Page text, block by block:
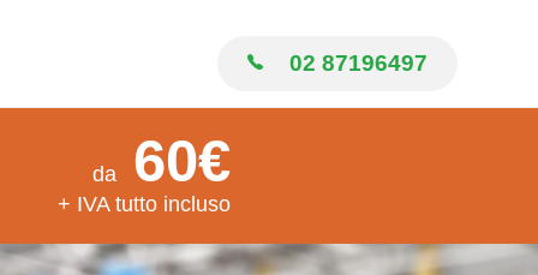
02 87196497
da 60€
+ IVA tutto incluso